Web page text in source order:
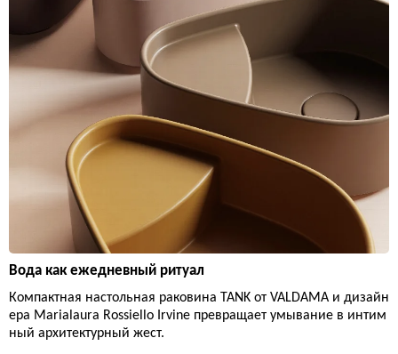
Вода как ежедневный ритуал
Компактная настольная раковина TANK от VALDAMA и дизайн
ера Marialaura Rossiello Irvine превращает умывание в интим
ный архитектурный жест.